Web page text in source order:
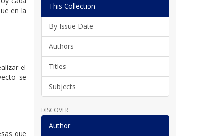
en la
el
se
que
This Collection
By Issue Date
Authors
Titles
Subjects
DISCOVER
Author